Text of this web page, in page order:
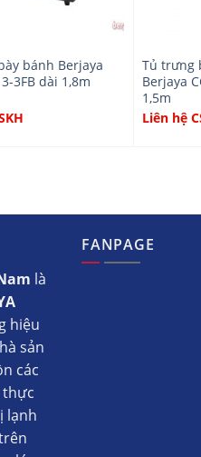
bánh Berjaya
3FB dài 1,8m
Tủ trưng
Berjaya
1,5m
Liên hệ
là
hiệu
sản
các
lạnh
FANPAGE